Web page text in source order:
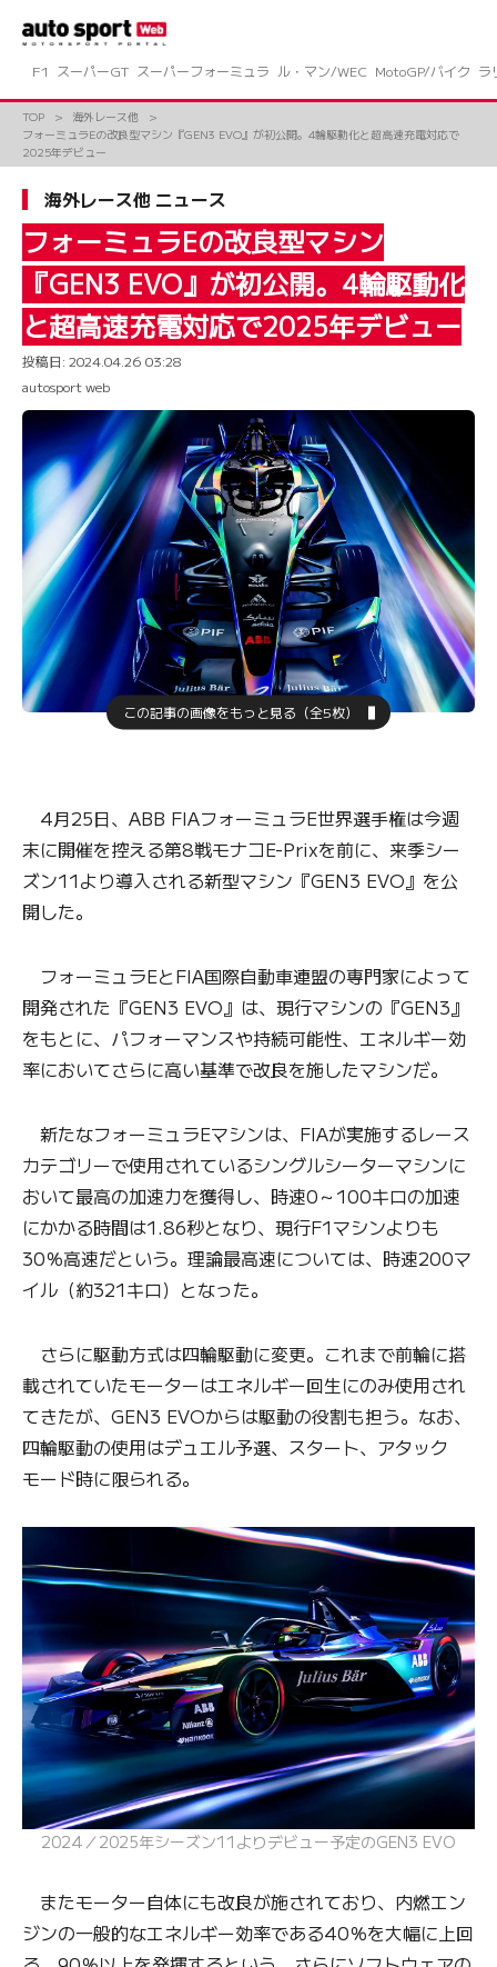
ツ
F1 スーパーGT スーパーフォーミュラ ル・マン/WEC MotoGP/バイク ラ
TOP
海外レース他
フォーミュラEの改良型マシン『GEN3 EVO』が初公開。4輪駆動化と超高速充電対応で
2025年デビュー
海外レース他 ニュース
フォーミュラEの改良型マシン
『GEN3 EVO』が初公開。4輪駆動化
と超高速充電対応で2025年デビュー
投稿日: 2024.04.26 03:28
autosport web
この記事の画像をもっと見る（全5枚）
4月25日、ABB FIAフォーミュラE世界選手権は今週
末に開催を控える第8戦モナコE-Prixを前に、来季シー
ズン11より導入される新型マシン『GEN3 EVO』を公
開した。
フォーミュラEとFIA国際自動車連盟の専門家によって
開発された『GEN3 EVO』は、現行マシンの『GEN3』
をもとに、パフォーマンスや持続可能性、エネルギー効
率においてさらに高い基準で改良を施したマシンだ。
新たなフォーミュラEマシンは、FIAが実施するレース
カテゴリーで使用されているシングルシーターマシンに
おいて最高の加速力を獲得し、時速0～100キロの加速
にかかる時間は1.86秒となり、現行F1マシンよりも
30％高速だという。理論最高速については、時速200マ
イル（約321キロ）となった。
さらに駆動方式は四輪駆動に変更。これまで前輪に搭
載されていたモーターはエネルギー回生にのみ使用され
てきたが、GEN3 EVOからは駆動の役割も担う。なお、
四輪駆動の使用はデュエル予選、スタート、アタック
モード時に限られる。
2024／2025年シーズン11よりデビュー予定のGEN3 EVO
またモーター自体にも改良が施されており、内燃エン
ジンの一般的なエネルギー効率である40％を大幅に上回